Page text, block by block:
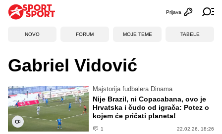
Otvori
Prijava
NOVO FORUM MOJE TEME TABELE
Gabriel Vidović
Majstorija fudbalera Dinama
Nije Brazil, ni Copacabana, ovo je
Hrvatska i čudo od igrača: Potez o
kojem će pričati planeta!
1 22.02.26. 18:26